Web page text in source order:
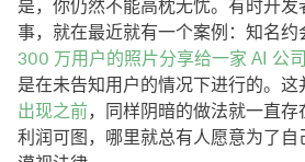
是，你仍然不能高枕无忧。有时开
事，就在最近就有一个案例：知名约
300 万用户的照片分享给一家 AI 公
是在未告知用户的情况下进行的。这
出现之前，同样阴暗的做法就一直
利润可图，哪里就总有人愿意为了自